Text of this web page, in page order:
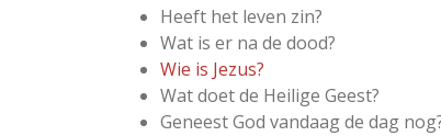
Heeft het leven zin?
Wat is er na de dood?
Wie is Jezus?
Wat doet de Heilige Geest?
Geneest God vandaag de dag